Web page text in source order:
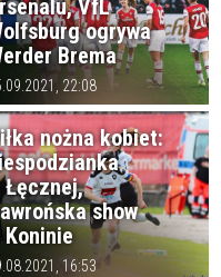
VfL
ogrywa
Brema
22:08
nożna kobiet:
Łęcznej,
show
Koninie
16:53